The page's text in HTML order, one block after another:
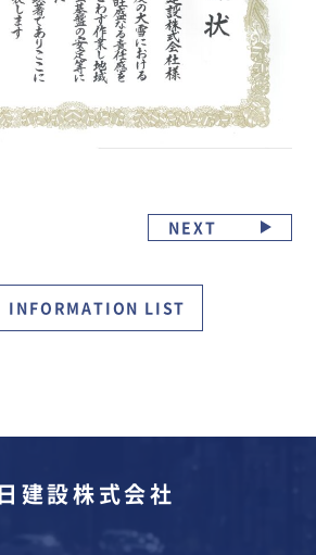
INFORMATION LIST
NEXT
建設株式会社